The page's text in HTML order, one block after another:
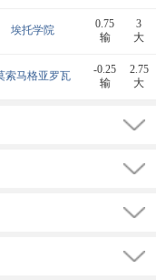
埃托学院
0.75
输
3
大
索马格亚罗瓦
-0.25
输
2.75
大